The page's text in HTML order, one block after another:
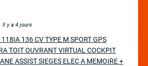
Il y a 4 jours
136 CV TYPE M SPORT GPS
TOIT OUVRANT VIRTUAL COCKPIT
ASSIST SIEGES ELEC A MEMOIRE +